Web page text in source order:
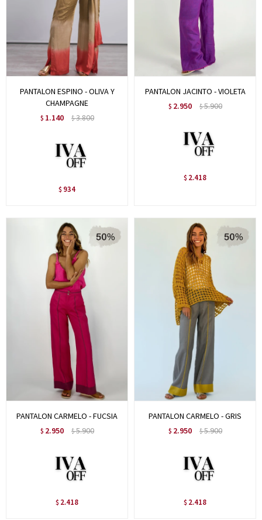
PANTALON ESPINO - OLIVA Y
CHAMPAGNE
$ 1.140 $3.800
$ 934
PANTALON JACINTO - VIOLETA
$ 2.950 $5.900
$ 2.418
PANTALON CARMELO - FUCSIA
$ 2.950 $5.900
$ 2.418
PANTALON CARMELO - GRIS
$ 2.950 $5.900
$ 2.418